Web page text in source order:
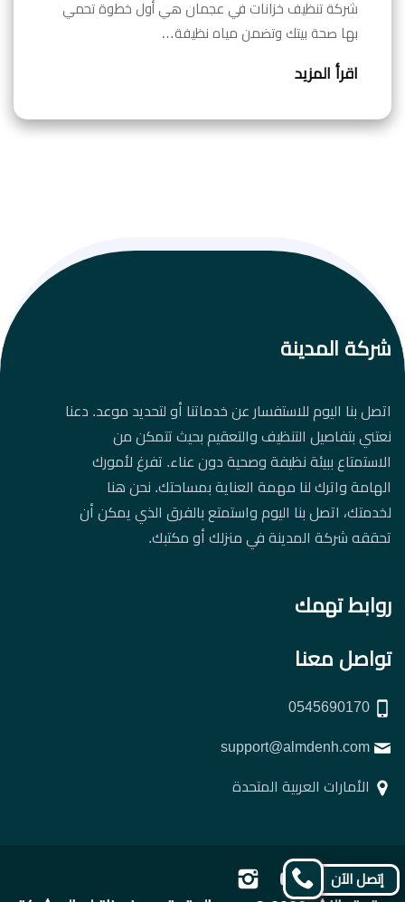
شركة تنظيف خزانات في عجمان هي أول خطوة تحمي
بها صحة بيتك وتضمن مياه نظيفة…
اقرأ المزيد
شركة المدينة
اتصل بنا اليوم للاستفسار عن خدماتنا أو لتحديد موعد. دعنا
نعتني بتفاصيل التنظيف والتعقيم بحيث تتمكن من
الاستمتاع ببيئة نظيفة وصحية دون عناء. تفرغ لأمورك
الهامة واترك لنا مهمة العناية بمساحتك. نحن هنا
لخدمتك، اتصل بنا اليوم واستمتع بالفرق الذي يمكن أن
تحققه شركة المدينة في منزلك أو مكتبك.
روابط تهمك
تواصل معنا
الأمارات العربية المتحدة
تابعنا
تابعنا
تابعنا
إتصل الآن